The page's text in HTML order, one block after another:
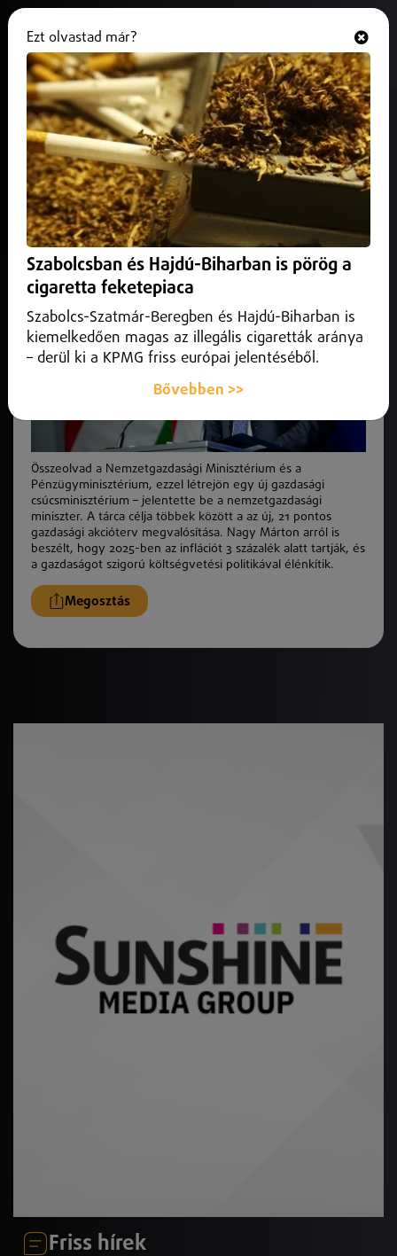
Új csúcsminisztérium jön létre
2025. január 04.Magyarország
Összeolvad a Nemzetgazdasági Minisztérium és a
Pénzügyminisztérium, ezzel létrejön egy új gazdasági
csúcsminisztérium.
Összeolvad a Nemzetgazdasági Minisztérium és a
Pénzügyminisztérium, ezzel létrejön egy új gazdasági
csúcsminisztérium – jelentette be a nemzetgazdasági
miniszter. A tárca célja többek között a az új, 21 pontos
gazdasági akcióterv megvalósítása. Nagy Márton arról is
beszélt, hogy 2025-ben az inflációt 3 százalék alatt tartják, és
a gazdaságot szigorú költségvetési politikával élénkítik.
Megosztás
Friss hírek
Ezt olvastad már?
Szabolcsban és Hajdú-Biharban is pörög a
cigaretta feketepiaca
Szabolcs-Szatmár-Beregben és Hajdú-Biharban is
kiemelkedően magas az illegális cigaretták aránya
– derül ki a KPMG friss európai jelentéséből.
Bővebben >>